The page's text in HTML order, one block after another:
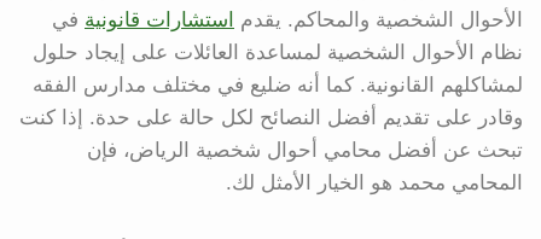
الأحوال الشخصية والمحاكم. يقدم
استشارات قانونية في
نظام الأحوال الشخصية لمساعدة العائلات على إيجاد حلول
لمشاكلهم القانونية. كما أنه ضليع في مختلف مدارس الفقه
وقادر على تقديم أفضل النصائح لكل حالة على حدة. إذا كنت
تبحث عن أفضل محامي أحوال شخصية الرياض، فإن
المحامي محمد هو الخيار الأمثل لك.